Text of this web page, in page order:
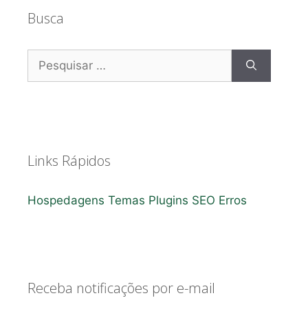
Busca
por:
Links Rápidos
Hospedagens Temas Plugins SEO Erros
Receba notificações por e-mail